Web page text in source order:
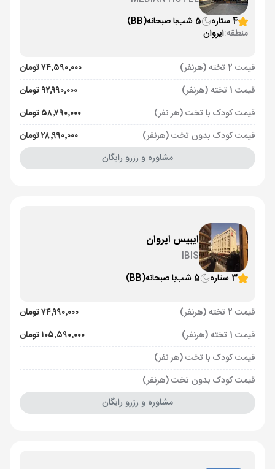
4 ستاره
5 شب با صبحانه(BB)
منطقه:ایروان
قیمت 2 تخته (هرنفر)
۷۴٬۵۹۰٬۰۰۰ تومان
قیمت 1 تخته (هرنفر)
۹۲٬۹۹۰٬۰۰۰ تومان
قیمت کودک با تخت (هر نفر)
۵۸٬۷۹۰٬۰۰۰ تومان
قیمت کودک بدون تخت (هرنفر)
۲۸٬۹۹۰٬۰۰۰ تومان
مشاوره و رزرو رایگان
ایبیس ایروان
IBIS
3 ستاره
5 شب با صبحانه(BB)
قیمت 2 تخته (هرنفر)
۷۴٬۹۹۰٬۰۰۰ تومان
قیمت 1 تخته (هرنفر)
۱۰۵٬۵۹۰٬۰۰۰ تومان
قیمت کودک با تخت (هر نفر)
قیمت کودک بدون تخت (هرنفر)
مشاوره و رزرو رایگان